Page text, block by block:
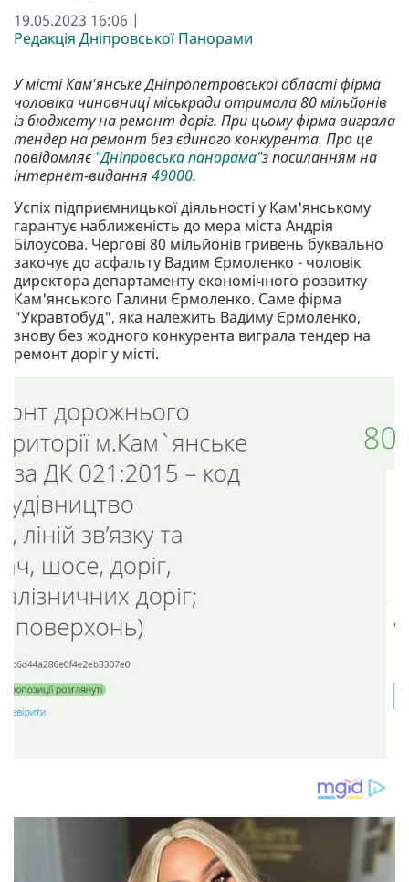
19.05.2023 16:06 |
Редакція Дніпровської Панорами
У місті Кам'янське Дніпропетровської області фірма
чоловіка чиновниці міськради отримала 80 мільйонів
із бюджету на ремонт доріг. При цьому фірма виграла
тендер на ремонт без єдиного конкурента. Про це
повідомляє"Дніпровська панорама"з посиланням на
інтернет-видання 49000.
Успіх підприємницької діяльності у Кам'янському
гарантує наближеність до мера міста Андрія
Білоусова. Чергові 80 мільйонів гривень буквально
закочує до асфальту Вадим Єрмоленко - чоловік
директора департаменту економічного розвитку
Кам'янського Галини Єрмоленко. Саме фірма
"Укравтобуд", яка належить Вадиму Єрмоленко,
знову без жодного конкурента виграла тендер на
ремонт доріг у місті.